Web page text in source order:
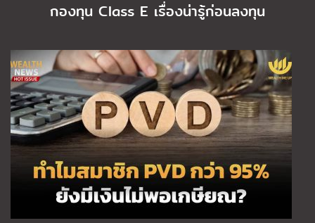
กองทุน Class E เรื่องน่ารู้ก่อนลงทุน